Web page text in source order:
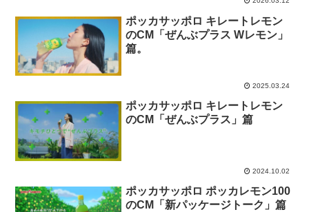
ポッカサッポロ キレートレモン
のCM「ぜんぶプラス Wレモン」
篇。
2025.03.24
ポッカサッポロ キレートレモン
のCM「ぜんぶプラス」篇
2024.10.02
ポッカサッポロ ポッカレモン100
のCM「新パッケージトーク」篇